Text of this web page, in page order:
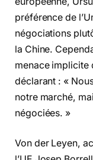
préférence de
négociations
la Chine.
menace implicite
déclarant : «
notre marché,
négociées. »
Von der Leyen,